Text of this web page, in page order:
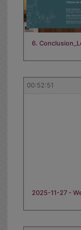
6.
00:52:51
2025-11-27 -